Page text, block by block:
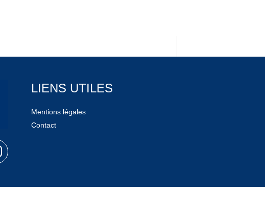
LIENS UTILES
Mentions légales
Contact